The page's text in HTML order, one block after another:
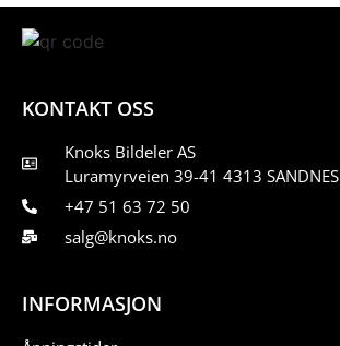
KONTAKT OSS
Knoks Bildeler AS
Luramyrveien 39-41 4313 SANDNES
+47 51 63 72 50
salg@knoks.no
INFORMASJON